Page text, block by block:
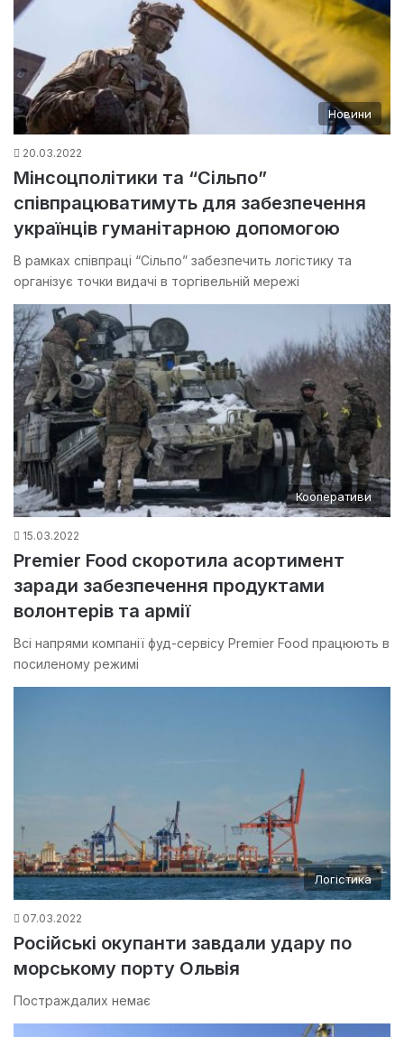
Новини
20.03.2022
Мінсоцполітики та “Сільпо”
співпрацюватимуть для забезпечення
українців гуманітарною допомогою
В рамках співпраці “Сільпо” забезпечить логістику та
організує точки видачі в торгівельній мережі
Кооперативи
15.03.2022
Premier Food скоротила асортимент
заради забезпечення продуктами
волонтерів та армії
Всі напрями компанії фуд-сервісу Premier Food працюють в
посиленому режимі
Логістика
07.03.2022
Російські окупанти завдали удару по
морському порту Ольвія
Постраждалих немає